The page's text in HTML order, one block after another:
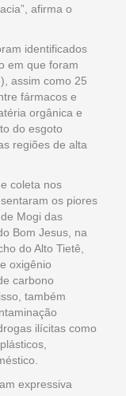
afirma o
identificados
em que foram
assim como 25
fármacos e
orgânica e
do esgoto
regiões de alta
coleta nos
os piores
Mogi das
Bom Jesus, na
do Alto Tietê,
oxigênio
carbono
também
ilícitas como
expressiva